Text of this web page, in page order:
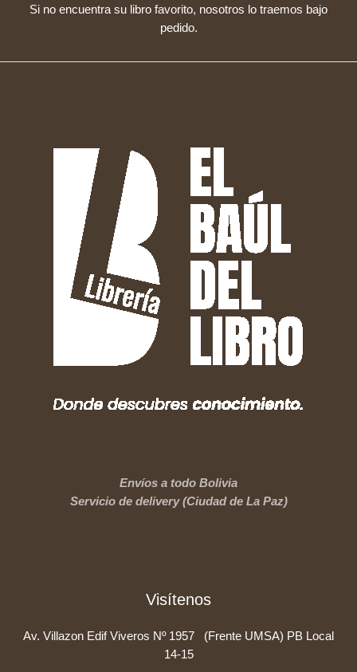
Si no encuentra su libro favorito, nosotros lo traemos bajo
pedido.
Envíos a todo Bolivia
Servicio de delivery (Ciudad de La Paz)
Visítenos
Av. Villazon Edif Viveros Nº 1957 (Frente UMSA) PB Local
14-15